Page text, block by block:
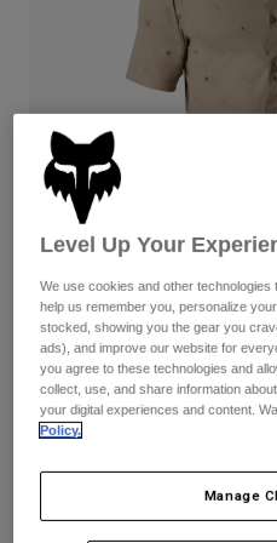
Byxor
Shorts
Jackor
Skydd
Goggles
Strumpor
Reservdelar
Byxor
Handskar
Jackor
Protections
Goggles
Strumpor
Väskor & tillbehör
Women
T-Shirts & Tops
Jackor
Byxor & Shorts
Shirts
Visa alla
Youth
Visa alla
Moto
Hjälmar
Jerseys
Pants
Botas
Skydd
Handskar
Goggles
Recensioner
Ranger Woven Jersey
Produktnummer30913
Level Up Your
We use cookies and other
help us remember you, personalize
stocked, showing you the gear you
ads), and improve our website for
you agree to these technologies and
collect, use, and share information
your digital experiences and content.
Policy.
Manage